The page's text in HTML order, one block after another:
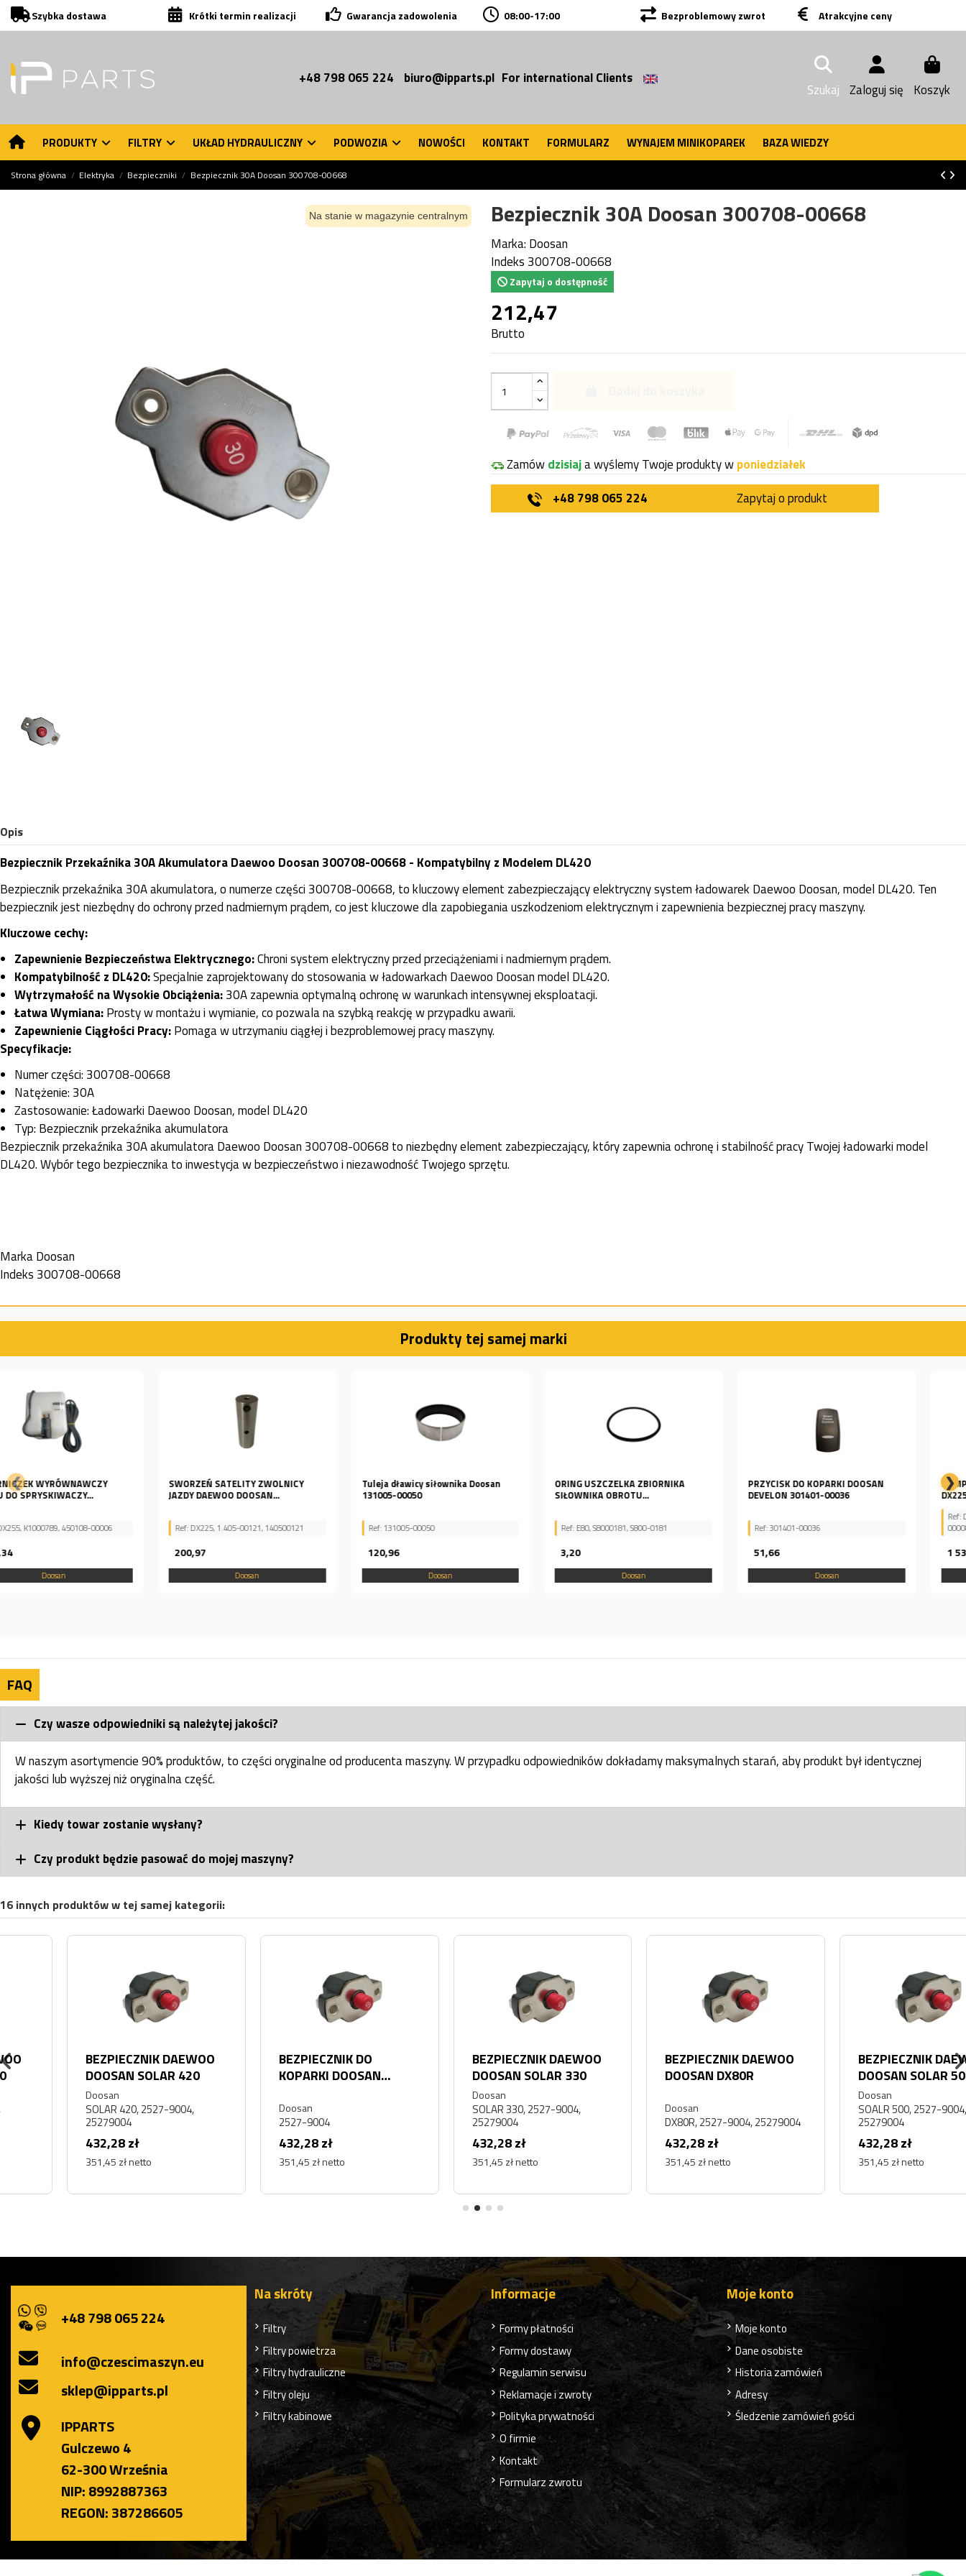
Szybka dostawa Krótki termin realizacji Gwarancja zadowolenia 08:00-17:00 Bezproblemowy zwrot Atrakcyjne ceny
+48 798 065 224 biuro@ipparts.pl For international Clients
Szukaj Zaloguj się Koszyk
PRODUKTY FILTRY UKŁAD HYDRAULICZNY PODWOZIA NOWOŚCI KONTAKT FORMULARZ WYNAJEM MINIKOPAREK BAZA WIEDZY
Strona główna Elektryka Bezpieczniki Bezpiecznik 30A Doosan 300708-00668
Na stanie w magazynie centralnym Bezpiecznik 30A Doosan 300708-00668
Marka: Doosan
Indeks 300708-00668
Zapytaj o dostępność
212,47
Brutto
Zamówdzisiaja wyślemy Twoje produkty wponiedziałek
+48 798 065 224
Zapytaj o produkt
Opis
Bezpiecznik Przekaźnika 30A Akumulatora Daewoo Doosan 300708-00668 - Kompatybilny z Modelem DL420
Bezpiecznik przekaźnika 30A akumulatora, o numerze części 300708-00668, to kluczowy element zabezpieczający elektryczny system ładowarek Daewoo Doosan, model DL420. Ten
bezpiecznik jest niezbędny do ochrony przed nadmiernym prądem, co jest kluczowe dla zapobiegania uszkodzeniom elektrycznym i zapewnienia bezpiecznej pracy maszyny.
Kluczowe cechy:
Zapewnienie Bezpieczeństwa Elektrycznego:Chroni system elektryczny przed przeciążeniami i nadmiernym prądem.
Kompatybilność z DL420:Specjalnie zaprojektowany do stosowania w ładowarkach Daewoo Doosan model DL420.
Wytrzymałość na Wysokie Obciążenia:30A zapewnia optymalną ochronę w warunkach intensywnej eksploatacji.
Łatwa Wymiana:Prosty w montażu i wymianie, co pozwala na szybką reakcję w przypadku awarii.
Zapewnienie Ciągłości Pracy:Pomaga w utrzymaniu ciągłej i bezproblemowej pracy maszyny.
Specyfikacje:
Numer części: 300708-00668
Natężenie: 30A
Zastosowanie: Ładowarki Daewoo Doosan, model DL420
Typ: Bezpiecznik przekaźnika akumulatora
Bezpiecznik przekaźnika 30A akumulatora Daewoo Doosan 300708-00668 to niezbędny element zabezpieczający, który zapewnia ochronę i stabilność pracy Twojej ładowarki model
DL420. Wybór tego bezpiecznika to inwestycja w bezpieczeństwo i niezawodność Twojego sprzętu.
MarkaDoosan
Indeks 300708-00668
Produkty tej samej marki
SWORZEŃ SATELITY ZWOLNICY
JAZDY DAEWOO DOOSAN...
Ref: DX225, 1.405-00121, 140500121
Tuleja dławicy siłownika Doosan
131005-00050
Ref: 131005-00050
ORING USZCZELKA ZBIORNIKA
SIŁOWNIKA OBROTU...
Ref: E80, S8000181, S800-0181
PRZYCISK DO KOPARKI DOOSAN
DEVELON 301401-00036
Ref: 301401-00036
POMPA WODY DAEWOO DOOSAN
DX225
00008
❮ ❯
FAQ
Czy wasze odpowiedniki są należytej jakości?
W naszym asortymencie 90% produktów, to części oryginalne od producenta maszyny. W przypadku odpowiedników dokładamy maksymalnych starań, aby produkt był identycznej
jakości lub wyższej niż oryginalna część.
Kiedy towar zostanie wysłany?
Czy produkt będzie pasować do mojej maszyny?
16 innych produktów w tej samej kategorii:
BEZPIECZNIK DAEWOO
DOOSAN SOLAR 420
SOLAR 420, 2527-9004,
351,45 zł netto
BEZPIECZNIK DO
351,45 zł netto
BEZPIECZNIK DAEWOO
DOOSAN SOLAR 330
SOLAR 330, 2527-9004,
351,45 zł netto
BEZPIECZNIK DAEWOO
DOOSAN DX80R
DX80R, 2527-9004, 25279004
351,45 zł netto
BEZPIECZNIK DAEWOO
DOOSAN SOLAR 500
SOALR 500, 2527-9004,
25279004
351,45 zł netto
+48 798 065 224
info@czescimaszyn.eu
sklep@ipparts.pl
IPPARTS
Gulczewo 4
62-300 Września
NIP: 8992887363
REGON: 387286605
Na skróty
Filtry
Filtry powietrza
Filtry hydrauliczne
Filtry oleju
Filtry kabinowe
Informacje
Formy płatności
Formy dostawy
Regulamin serwisu
Reklamacje i zwroty
Polityka prywatności
O firmie
Kontakt
Formularz zwrotu
Moje konto
Moje konto
Dane osobiste
Historia zamówień
Adresy
Śledzenie zamówień gości